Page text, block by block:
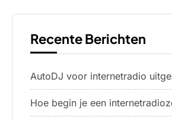
Recente Berichten
AutoDJ voor internetradio
Hoe begin je een